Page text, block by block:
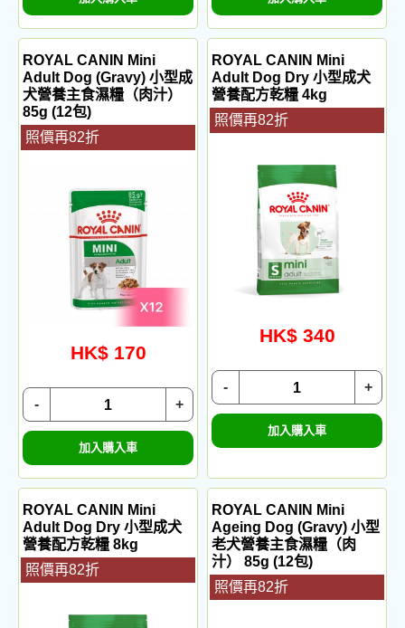
ROYAL CANIN Mini
Adult Dog (Gravy) 小型成
犬營養主食濕糧（肉汁）
85g (12包)
照價再82折
HK$ 170
+
-
加入購入車
ROYAL CANIN Mini
Adult Dog Dry 小型成犬
營養配方乾糧 4kg
照價再82折
HK$ 340
+
-
加入購入車
ROYAL CANIN Mini
Adult Dog Dry 小型成犬
營養配方乾糧 8kg
照價再82折
ROYAL CANIN Mini
Ageing Dog (Gravy) 小型
老犬營養主食濕糧（肉
汁） 85g (12包)
照價再82折